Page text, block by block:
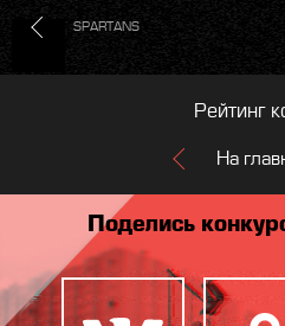
SPARTANS
На
Рейтинг
Поделись